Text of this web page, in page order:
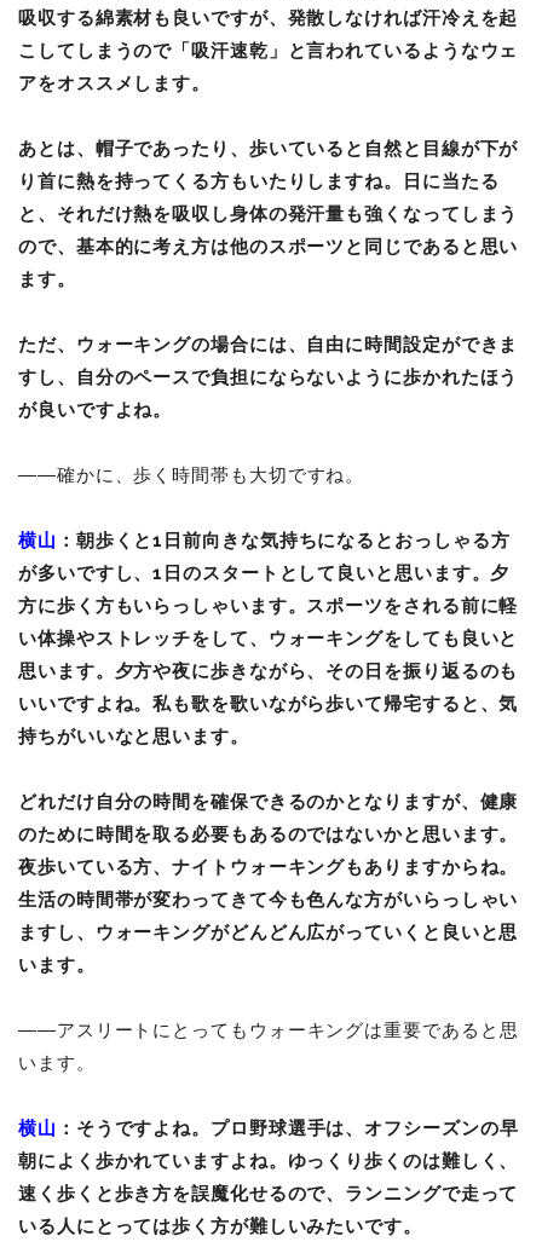
吸収する綿素材も良いですが、発散しなければ汗冷えを起
こしてしまうので「吸汗速乾」と言われているようなウェ
アをオススメします。
あとは、帽子であったり、歩いていると自然と目線が下が
り首に熱を持ってくる方もいたりしますね。日に当たる
と、それだけ熱を吸収し身体の発汗量も強くなってしまう
ので、基本的に考え方は他のスポーツと同じであると思い
ます。
ただ、ウォーキングの場合には、自由に時間設定ができま
すし、自分のペースで負担にならないように歩かれたほう
が良いですよね。
――確かに、歩く時間帯も大切ですね。
横山 ：朝歩くと1日前向きな気持ちになるとおっしゃる方
が多いですし、1日のスタートとして良いと思います。夕
方に歩く方もいらっしゃいます。スポーツをされる前に軽
い体操やストレッチをして、ウォーキングをしても良いと
思います。夕方や夜に歩きながら、その日を振り返るのも
いいですよね。私も歌を歌いながら歩いて帰宅すると、気
持ちがいいなと思います。
どれだけ自分の時間を確保できるのかとなりますが、健康
のために時間を取る必要もあるのではないかと思います。
夜歩いている方、ナイトウォーキングもありますからね。
生活の時間帯が変わってきて今も色んな方がいらっしゃい
ますし、ウォーキングがどんどん広がっていくと良いと思
います。
――アスリートにとってもウォーキングは重要であると思
います。
横山 ：そうですよね。プロ野球選手は、オフシーズンの早
朝によく歩かれていますよね。ゆっくり歩くのは難しく、
速く歩くと歩き方を誤魔化せるので、ランニングで走って
いる人にとっては歩く方が難しいみたいです。